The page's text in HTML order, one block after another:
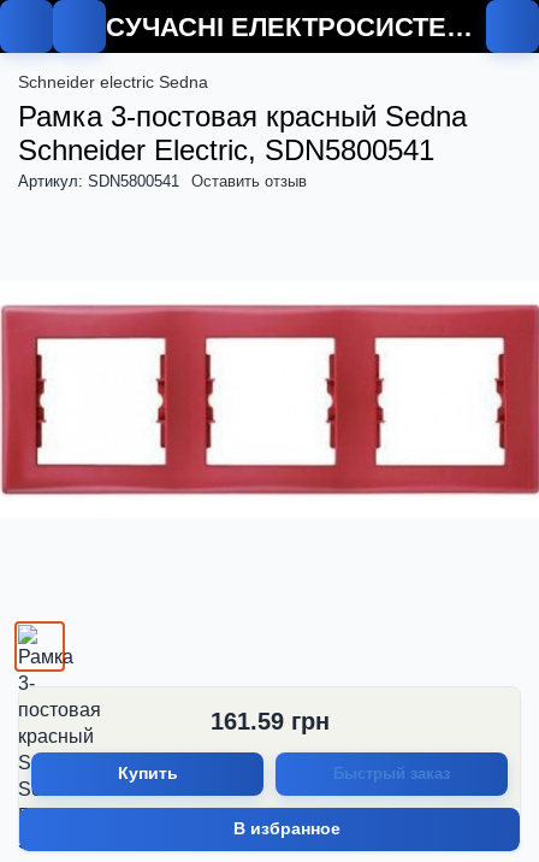
СУЧАСНІ ЕЛЕКТРОСИСТЕМИ
Schneider electric Sedna
Рамка 3-постовая красный Sedna
Schneider Electric, SDN5800541
Артикул: SDN5800541 Оставить отзыв
161.59грн
Купить Быстрый заказ
В избранное